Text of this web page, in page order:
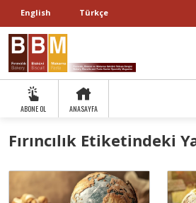
English Türkçe
ABONE OL ANASAYFA
Fırıncılık Etiketindeki